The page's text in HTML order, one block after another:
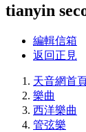
tianyin
編輯信箱
返回正見
天音網首
樂曲
西洋樂曲
管弦樂